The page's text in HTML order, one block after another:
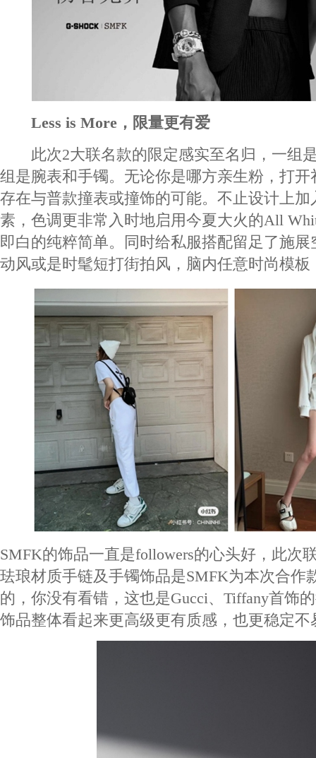
Less is More，限量更有爱
此次2大联名款的限定感实至名归，一组
组是腕表和手镯。无论你是哪方亲生粉，打
存在与普款撞表或撞饰的可能。不止设计上加
素，色调更非常入时地启用今夏大火的All
即白的纯粹简单。同时给私服搭配留足了施
动风或是时髦短打街拍风，脑内任意时尚模
SMFK的饰品一直是followers的心头好，此次
珐琅材质手链及手镯饰品是SMFK为本次合作
的，你没有看错，这也是Gucci、Tiffany首饰
饰品整体看起来更高级更有质感，也更稳定不